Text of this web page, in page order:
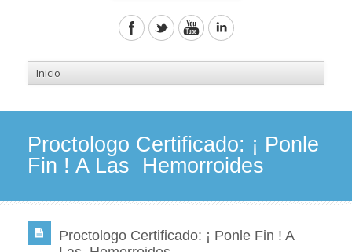
Proctologo Certificado: ¡ Ponle
Fin ! A Las Hemorroides
Proctologo Certificado: ¡ Ponle Fin ! A